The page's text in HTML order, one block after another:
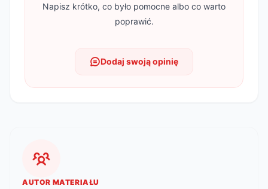
Napisz krótko, co było pomocne albo co warto
poprawić.
Dodaj swoją opinię
AUTOR MATERIAŁU